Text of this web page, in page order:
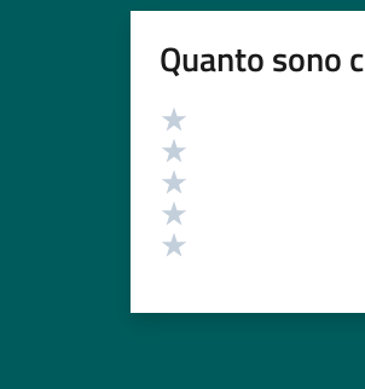
Quanto sono
Valutazione